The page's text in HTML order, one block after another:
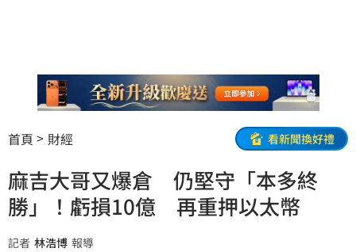
首頁 財經 看新聞換好禮
麻吉大哥又爆倉 仍堅守「本多終
勝」！虧損10億 再重押以太幣
記者 林浩博 報導